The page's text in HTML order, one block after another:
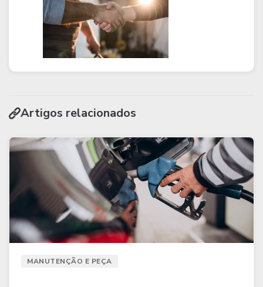
Artigos relacionados
MANUTENÇÃO E PEÇA